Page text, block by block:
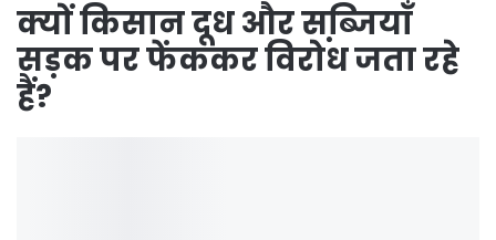
क्यों किसान दूध और सब्जि़याँ
सड़क पर फेंककर विरोध जता रहे
हैं?